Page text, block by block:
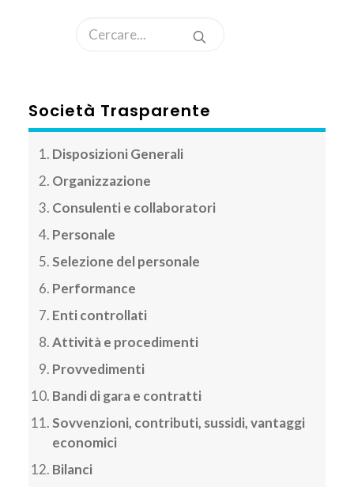
Società Trasparente
Disposizioni Generali
Organizzazione
Consulenti e collaboratori
Personale
Selezione del personale
Performance
Enti controllati
Attività e procedimenti
Provvedimenti
Bandi di gara e contratti
Sovvenzioni, contributi, sussidi, vantaggi
economici
Bilanci